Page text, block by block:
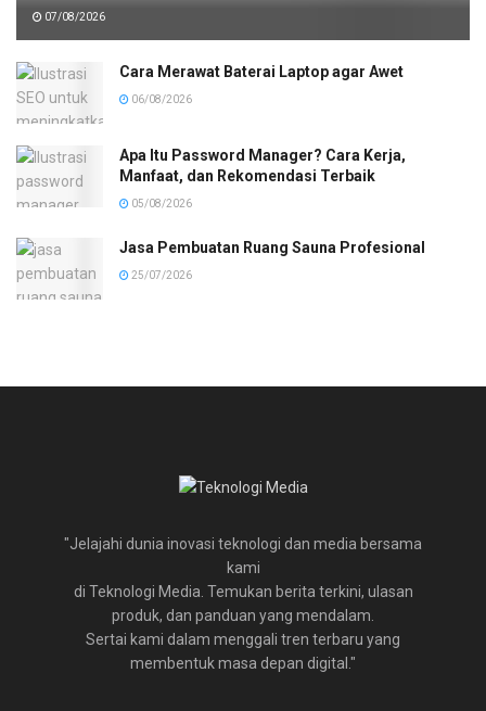
07/08/2026
Cara Merawat Baterai Laptop agar Awet
06/08/2026
Apa Itu Password Manager? Cara Kerja,
Manfaat, dan Rekomendasi Terbaik
05/08/2026
Jasa Pembuatan Ruang Sauna Profesional
25/07/2026
"Jelajahi dunia inovasi teknologi dan media bersama
kami
di Teknologi Media. Temukan berita terkini, ulasan
produk, dan panduan yang mendalam.
Sertai kami dalam menggali tren terbaru yang
membentuk masa depan digital."